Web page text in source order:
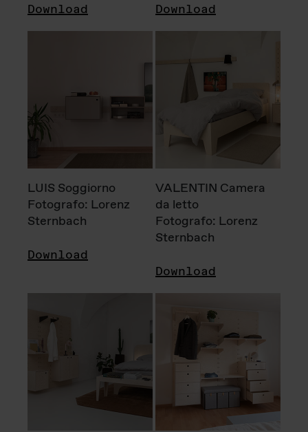
Download Download
LUIS Soggiorno
Fotografo: Lorenz
Sternbach
Download
VALENTIN Camera
da letto
Fotografo: Lorenz
Sternbach
Download